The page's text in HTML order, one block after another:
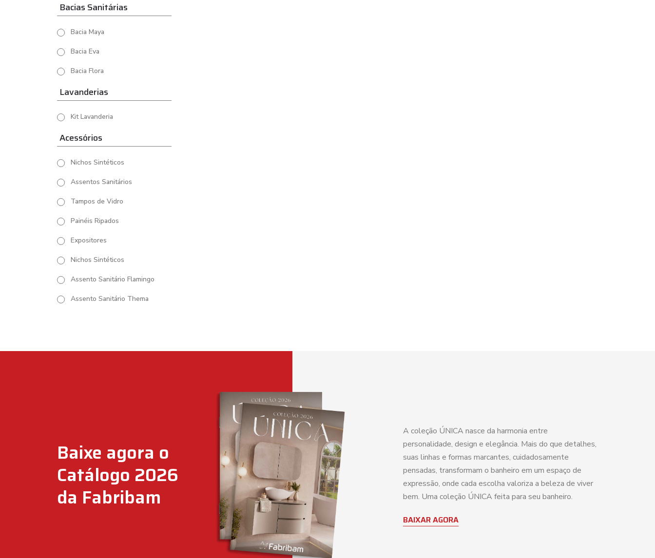
Bacias Sanitárias
Bacia Maya
Bacia Eva
Bacia Flora
Lavanderias
Kit Lavanderia
Acessórios
Nichos Sintéticos
Assentos Sanitários
Tampos de Vidro
Painéis Ripados
Expositores
Nichos Sintéticos
Assento Sanitário Flamingo
Assento Sanitário Thema
Baixe agora o
Catálogo 2026
da Fabribam
A coleção ÚNICA nasce da harmonia entre
personalidade, design e elegância. Mais do que detalhes,
suas linhas e formas marcantes, cuidadosamente
pensadas, transformam o banheiro em um espaço de
expressão, onde cada escolha valoriza a beleza de viver
bem. Uma coleção ÚNICA feita para seu banheiro.
BAIXAR AGORA